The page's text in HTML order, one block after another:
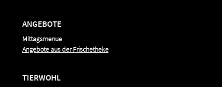
ANGEBOTE
Mittagsmenue
Angebote aus der Frischetheke
TIERWOHL